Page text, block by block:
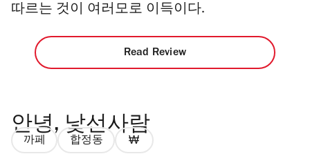
따르는 것이 여러모로 이득이다.
Read Review
안녕, 낯선사람
까페 합정동
가